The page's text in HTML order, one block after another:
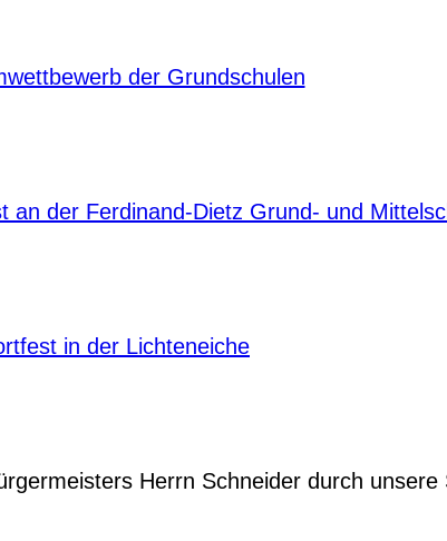
der Grundschulen
an der Ferdinand-Dietz Grund- und
in der Lichteneiche
Herrn Schneider durch unsere